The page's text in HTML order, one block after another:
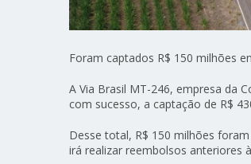
Foram captados R$ 150 milhões
A Via Brasil MT-246, empresa da
com sucesso, a captação de R$
Desse total, R$ 150 milhões
irá realizar reembolsos anteriores